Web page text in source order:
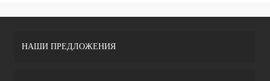
НАШИ ПРЕДЛОЖЕНИЯ